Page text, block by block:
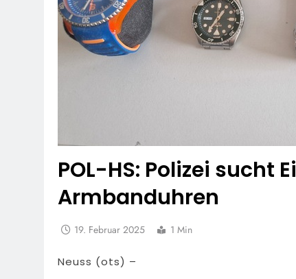
POL-HS: Polizei sucht
Armbanduhren
19. Februar 2025 1 Min
Neuss (ots) –